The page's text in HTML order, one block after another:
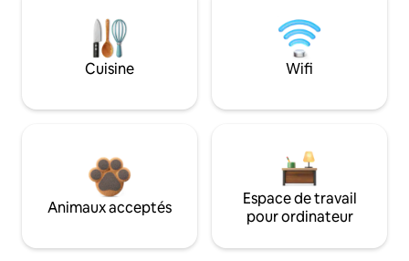
Cuisine Wifi
Animaux acceptés
Espace de travail
pour ordinateur